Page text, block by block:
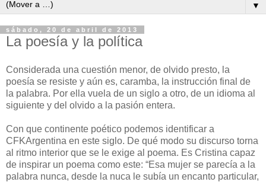
▼
sábado, 20 de abril de 2013
La poesía y la política
Considerada una cuestión menor, de olvido presto, la
poesía se resiste y aún es, caramba, la instrucción final de
la palabra. Por ella vuela de un siglo a otro, de un idioma al
siguiente y del olvido a la pasión entera.
Con que continente poético podemos identificar a
CFKArgentina en este siglo. De qué modo su discurso torna
al ritmo interior que se le exige al poema. Es Cristina capaz
de inspirar un poema como este: “Esa mujer se parecía a la
palabra nunca, desde la nuca le subía un encanto particular,